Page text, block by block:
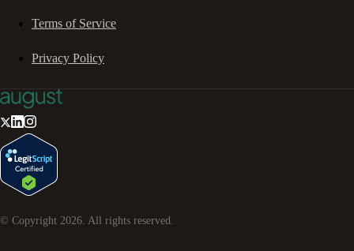
Terms of Service
Privacy Policy
© Copyright 2026. All rights reserved.